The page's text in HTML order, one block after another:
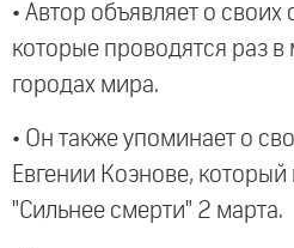
• Автор объявляет о
которые проводятся раз
городах мира.
• Он также упоминает о
Евгении Коэнове,
"Сильнее смерти" 2 марта.